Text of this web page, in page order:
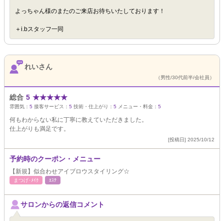
よっちゃん様のまたのご来店お待ちいたしております！
＋i.bスタッフ一同
れいさん
（男性/30代前半/会社員）
総合 5 ★★★★★
雰囲気： 5 接客サービス： 5 技術・仕上がり： 5 メニュー・料金： 5
何もわからない私に丁寧に教えていただきました。
仕上がりも満足です。
[投稿日] 2025/10/12
予約時のクーポン・メニュー
【新規】似合わせアイブロウスタイリング☆
まつげ･ﾒｲｸ ｴｽﾃ
サロンからの返信コメント